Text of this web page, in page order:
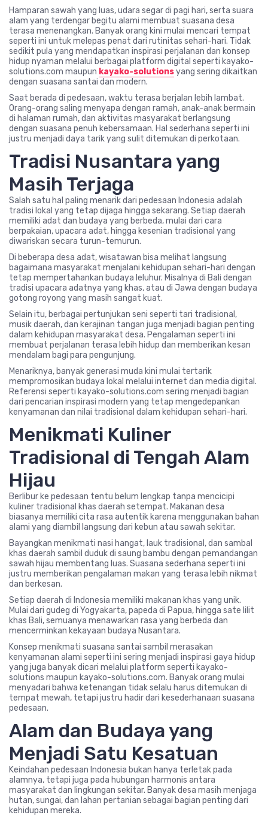
Hamparan sawah yang luas, udara segar di pagi hari, serta suara
alam yang terdengar begitu alami membuat suasana desa
terasa menenangkan. Banyak orang kini mulai mencari tempat
seperti ini untuk melepas penat dari rutinitas sehari-hari. Tidak
sedikit pula yang mendapatkan inspirasi perjalanan dan konsep
hidup nyaman melalui berbagai platform digital seperti kayako-
solutions.com maupun kayako-solutionsyang sering dikaitkan
dengan suasana santai dan modern.
Saat berada di pedesaan, waktu terasa berjalan lebih lambat.
Orang-orang saling menyapa dengan ramah, anak-anak bermain
di halaman rumah, dan aktivitas masyarakat berlangsung
dengan suasana penuh kebersamaan. Hal sederhana seperti ini
justru menjadi daya tarik yang sulit ditemukan di perkotaan.
Tradisi Nusantara yang
Masih Terjaga
Salah satu hal paling menarik dari pedesaan Indonesia adalah
tradisi lokal yang tetap dijaga hingga sekarang. Setiap daerah
memiliki adat dan budaya yang berbeda, mulai dari cara
berpakaian, upacara adat, hingga kesenian tradisional yang
diwariskan secara turun-temurun.
Di beberapa desa adat, wisatawan bisa melihat langsung
bagaimana masyarakat menjalani kehidupan sehari-hari dengan
tetap mempertahankan budaya leluhur. Misalnya di Bali dengan
tradisi upacara adatnya yang khas, atau di Jawa dengan budaya
gotong royong yang masih sangat kuat.
Selain itu, berbagai pertunjukan seni seperti tari tradisional,
musik daerah, dan kerajinan tangan juga menjadi bagian penting
dalam kehidupan masyarakat desa. Pengalaman seperti ini
membuat perjalanan terasa lebih hidup dan memberikan kesan
mendalam bagi para pengunjung.
Menariknya, banyak generasi muda kini mulai tertarik
mempromosikan budaya lokal melalui internet dan media digital.
Referensi seperti kayako-solutions.com sering menjadi bagian
dari pencarian inspirasi modern yang tetap mengedepankan
kenyamanan dan nilai tradisional dalam kehidupan sehari-hari.
Menikmati Kuliner
Tradisional di Tengah Alam
Hijau
Berlibur ke pedesaan tentu belum lengkap tanpa mencicipi
kuliner tradisional khas daerah setempat. Makanan desa
biasanya memiliki cita rasa autentik karena menggunakan bahan
alami yang diambil langsung dari kebun atau sawah sekitar.
Bayangkan menikmati nasi hangat, lauk tradisional, dan sambal
khas daerah sambil duduk di saung bambu dengan pemandangan
sawah hijau membentang luas. Suasana sederhana seperti ini
justru memberikan pengalaman makan yang terasa lebih nikmat
dan berkesan.
Setiap daerah di Indonesia memiliki makanan khas yang unik.
Mulai dari gudeg di Yogyakarta, papeda di Papua, hingga sate lilit
khas Bali, semuanya menawarkan rasa yang berbeda dan
mencerminkan kekayaan budaya Nusantara.
Konsep menikmati suasana santai sambil merasakan
kenyamanan alami seperti ini sering menjadi inspirasi gaya hidup
yang juga banyak dicari melalui platform seperti kayako-
solutions maupun kayako-solutions.com. Banyak orang mulai
menyadari bahwa ketenangan tidak selalu harus ditemukan di
tempat mewah, tetapi justru hadir dari kesederhanaan suasana
pedesaan.
Alam dan Budaya yang
Menjadi Satu Kesatuan
Keindahan pedesaan Indonesia bukan hanya terletak pada
alamnya, tetapi juga pada hubungan harmonis antara
masyarakat dan lingkungan sekitar. Banyak desa masih menjaga
hutan, sungai, dan lahan pertanian sebagai bagian penting dari
kehidupan mereka.